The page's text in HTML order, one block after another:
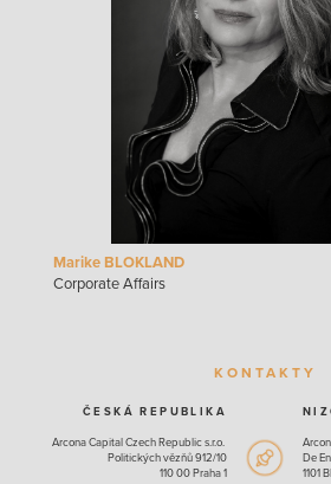
Marike BLOKLAND
Corporate Affairs
KONTAKTY
ČESKÁ REPUBLIKA
Arcona Capital Czech Republic s.r.o.
Politických vězňů 912/10
110 00 Praha 1
De
1101